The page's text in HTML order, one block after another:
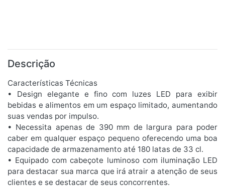
Descrição
Características Técnicas
• Design elegante e fino com luzes LED para exibir
bebidas e alimentos em um espaço limitado, aumentando
suas vendas por impulso.
• Necessita apenas de 390 mm de largura para poder
caber em qualquer espaço pequeno oferecendo uma boa
capacidade de armazenamento até 180 latas de 33 cl.
• Equipado com cabeçote luminoso com iluminação LED
para destacar sua marca que irá atrair a atenção de seus
clientes e se destacar de seus concorrentes.